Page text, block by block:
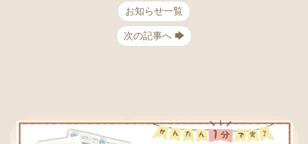
お知らせ一覧
次の記事へ 🡆